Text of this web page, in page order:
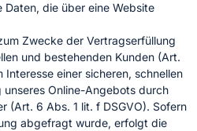
die über eine Website
Zwecke der Vertragserfüllung
und bestehenden Kunden (Art.
Interesse einer sicheren, schnellen
Online-Angebots durch
(Art. 6 Abs. 1 lit. f DSGVO). Sofern
abgefragt wurde, erfolgt die